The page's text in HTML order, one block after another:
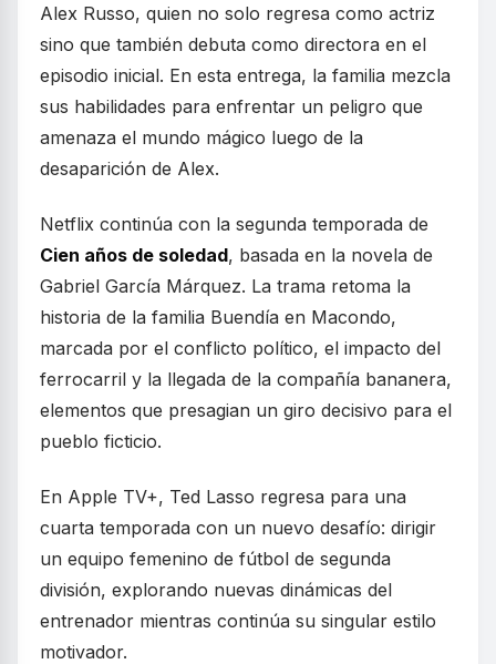
Alex Russo, quien no solo regresa como actriz
sino que también debuta como directora en el
episodio inicial. En esta entrega, la familia mezcla
sus habilidades para enfrentar un peligro que
amenaza el mundo mágico luego de la
desaparición de Alex.
Netflix continúa con la segunda temporada de
Cien años de soledad, basada en la novela de
Gabriel García Márquez. La trama retoma la
historia de la familia Buendía en Macondo,
marcada por el conflicto político, el impacto del
ferrocarril y la llegada de la compañía bananera,
elementos que presagian un giro decisivo para el
pueblo ficticio.
En Apple TV+, Ted Lasso regresa para una
cuarta temporada con un nuevo desafío: dirigir
un equipo femenino de fútbol de segunda
división, explorando nuevas dinámicas del
entrenador mientras continúa su singular estilo
motivador.